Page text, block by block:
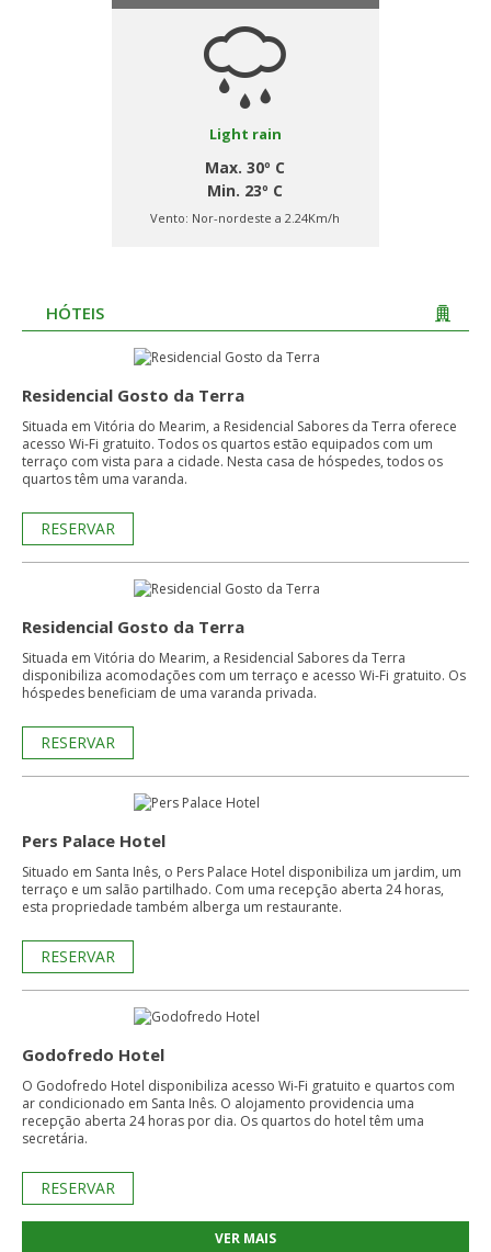
Light rain
Max. 30º C
Min. 23º C
Vento: Nor-nordeste a 2.24Km/h
HÓTEIS
Residencial Gosto da Terra
Situada em Vitória do Mearim, a Residencial Sabores da Terra oferece
acesso Wi-Fi gratuito. Todos os quartos estão equipados com um
terraço com vista para a cidade. Nesta casa de hóspedes, todos os
quartos têm uma varanda.
RESERVAR
Residencial Gosto da Terra
Situada em Vitória do Mearim, a Residencial Sabores da Terra
disponibiliza acomodações com um terraço e acesso Wi-Fi gratuito. Os
hóspedes beneficiam de uma varanda privada.
RESERVAR
Pers Palace Hotel
Situado em Santa Inês, o Pers Palace Hotel disponibiliza um jardim, um
terraço e um salão partilhado. Com uma recepção aberta 24 horas,
esta propriedade também alberga um restaurante.
RESERVAR
Godofredo Hotel
O Godofredo Hotel disponibiliza acesso Wi-Fi gratuito e quartos com
ar condicionado em Santa Inês. O alojamento providencia uma
recepção aberta 24 horas por dia. Os quartos do hotel têm uma
secretária.
RESERVAR
VER MAIS